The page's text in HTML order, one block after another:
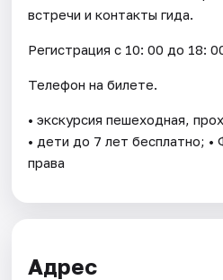
встречи и контакты гида.
Регистрация с 10: 00 до 18:
Телефон на билете.
• экскурсия пешеходная,
• дети до 7 лет бесплатно;
права
Адрес